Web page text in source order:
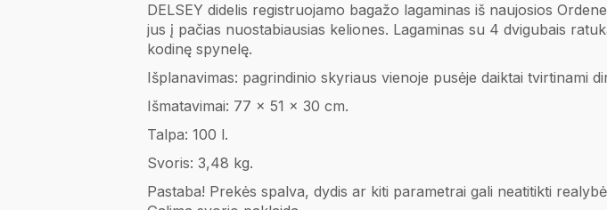
DELSEY didelis registruojamo bagažo lagaminas iš naujosios
jus į pačias nuostabiausias keliones. Lagaminas su 4 dvigubais
kodinę spynelę.
Išplanavimas: pagrindinio skyriaus vienoje pusėje daiktai tvirtinami
Išmatavimai: 77 x 51 x 30 cm.
Talpa: 100 l.
Svoris: 3,48 kg.
Pastaba! Prekės spalva, dydis ar kiti parametrai gali neatitikti